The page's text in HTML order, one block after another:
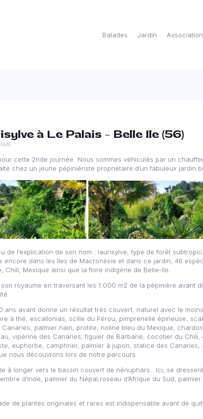
Balades Jardin Association
à Le Palais – Belle Ile (56)
cette 2nde journée. Nous sommes véhiculés par un
chez un jeune pépiniériste propriétaire d’un fabuleux jardin
de l’explication de son nom : laurisylve, type de forêt
encore dans les îles de Macronésie et dans ce jardin, 46
Chili, Mexique ainsi que la flore indigène de Belle-Ile.
royaume en traversant les 1.000 m2 de la pépinière avant
avant donne un résultat très couvert, naturel avec le moins
à thé, escallonias, scille du Pérou, pimprenelle épineuse,
palmier nain, protée, noline bleu du Mexique,
vipérine des Canaries, figuier de Barbarie, cocotier du Chili,
euphorbe, camphrier, palmier à jupon, statice des
nous découvrons lors de notre parcours.
à longer vers le bassin couvert de nénuphars . Ici, se
d’Inde, palmier du Népal,roseau d’Afrique du Sud,
de plantes originales et rares est indispensable avant de